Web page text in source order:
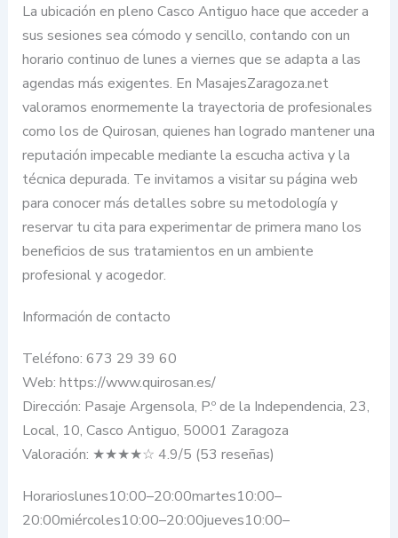
La ubicación en pleno Casco Antiguo hace que acceder a
sus sesiones sea cómodo y sencillo, contando con un
horario continuo de lunes a viernes que se adapta a las
agendas más exigentes. En MasajesZaragoza.net
valoramos enormemente la trayectoria de profesionales
como los de Quirosan, quienes han logrado mantener una
reputación impecable mediante la escucha activa y la
técnica depurada. Te invitamos a visitar su página web
para conocer más detalles sobre su metodología y
reservar tu cita para experimentar de primera mano los
beneficios de sus tratamientos en un ambiente
profesional y acogedor.
Información de contacto
Teléfono: 673 29 39 60
Web: https://www.quirosan.es/
Dirección: Pasaje Argensola, P.º de la Independencia, 23,
Local, 10, Casco Antiguo, 50001 Zaragoza
Valoración: ★★★★☆ 4.9/5 (53 reseñas)
Horarioslunes10:00–20:00martes10:00–
20:00miércoles10:00–20:00jueves10:00–